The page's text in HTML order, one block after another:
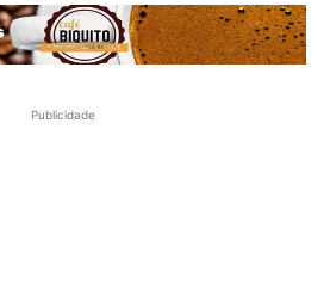
Publicidade